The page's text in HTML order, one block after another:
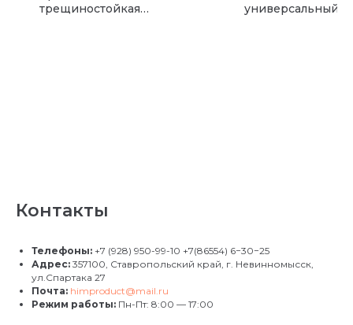
трещиностойкая
универсальный
Контакты
Телефоны: +7 (928) 950-99-10 +7(86554) 6−30−25
Адрес: 357100, Ставропольский край, г. Невинномысск,
ул.Спартака 27
Почта: himproduct@mail.ru
Режим работы: Пн-Пт: 8:00 — 17:00